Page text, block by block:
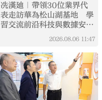
冼漢廸｜帶領30位業界代
表走訪華為松山湖基地 學
習交流前沿科技與數據安全
2026.08.06 11:47